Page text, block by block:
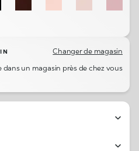
247 28 230 250
Changer de magasin
dans un magasin près de chez vous